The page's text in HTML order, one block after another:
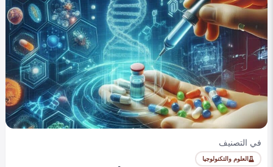
في التصنيف
العلوم والتكنولوجيا